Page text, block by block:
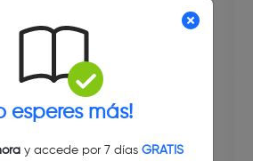
esperes más!
y accede por 7 días GRATIS